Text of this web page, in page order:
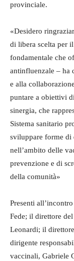
provinciale.
«Desidero
di libera scelta per
fondamentale che
antinfluenzale – ha
e alla
puntare a obiettivi
sinergia, che
Sistema sanitario
sviluppare forme di
nell’ambito delle
prevenzione e di
della comunità»
Presenti
Fede; il direttore
Leonardi; il
dirigente
vaccinali, Gabriele